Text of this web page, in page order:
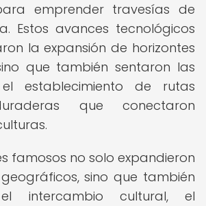
emprender travesías de
Estos avances tecnológicos
la expansión de horizontes
que también sentaron las
establecimiento de rutas
que conectaron
famosos no solo expandieron
sino que también
intercambio cultural, el